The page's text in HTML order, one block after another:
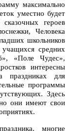
максимально
уместно будет
сказочных героев
Человека
школьников
средних
«Поле Чудес»,
интересны
праздниках для
программы
Здесь
они имеют свои
многие